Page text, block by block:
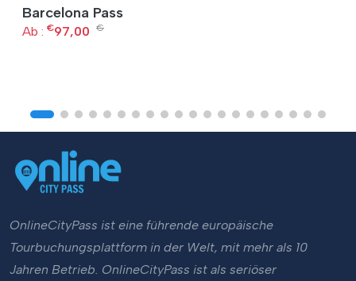
Barcelona Pass
Ab : €97,00 €
OnlineCityPass ist eine führende europäische
Tourbuchungsplattform in der Welt, mit mehr als 10
Jahren Betrieb. OnlineCityPass ist als seriöser